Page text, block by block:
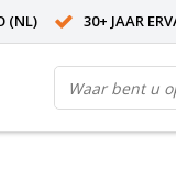
(NL) 30+ JAAR